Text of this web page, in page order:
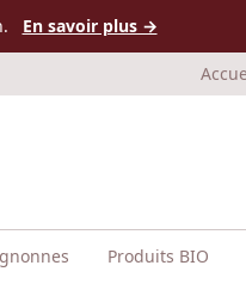
En savoir plus →
Produits BIO